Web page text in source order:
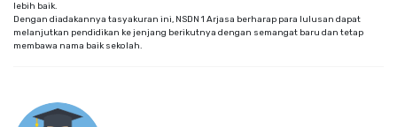
lebih baik.
Dengan diadakannya tasyakuran ini, NSDN 1 Arjasa berharap para lulusan dapat
melanjutkan pendidikan ke jenjang berikutnya dengan semangat baru dan tetap
membawa nama baik sekolah.